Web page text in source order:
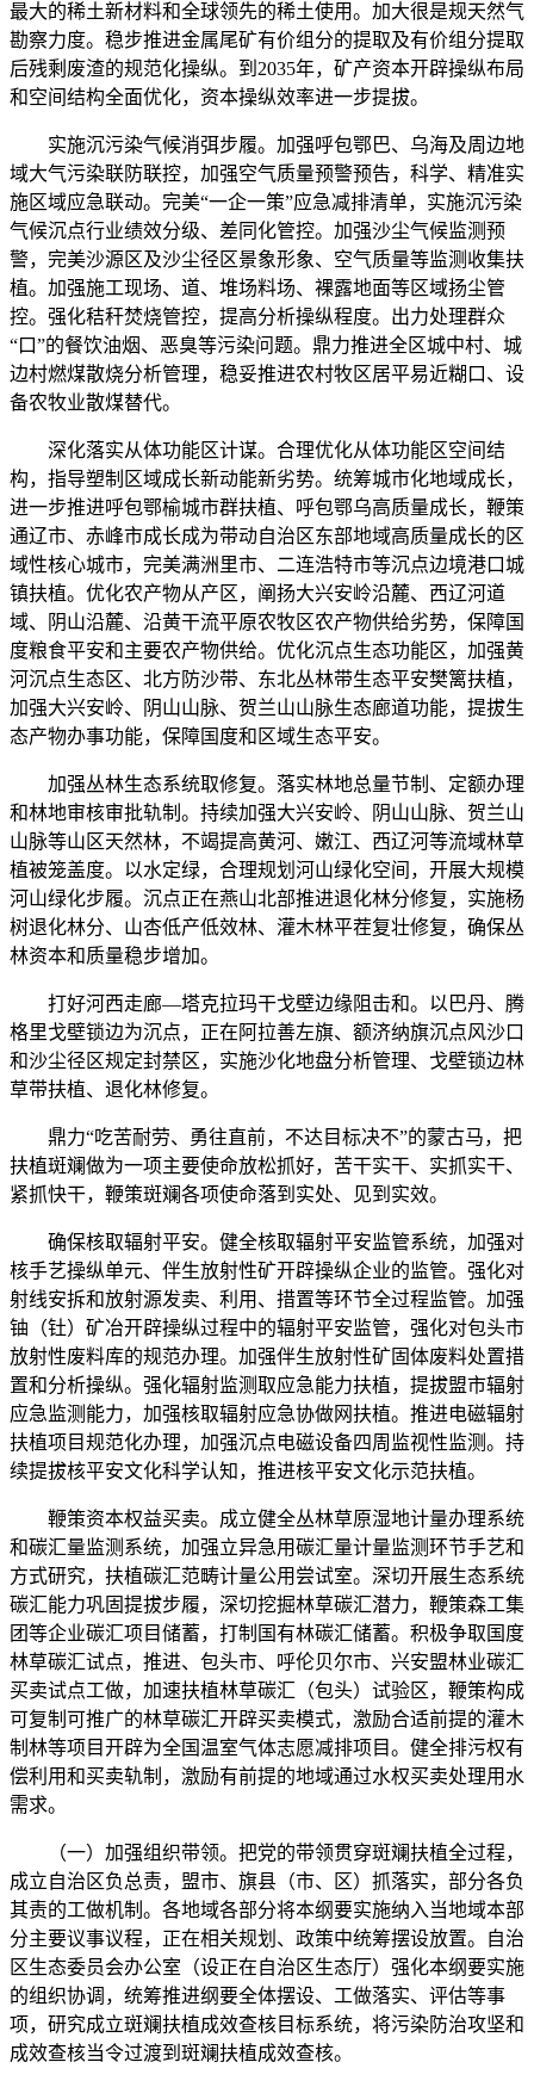
最大的稀土新材料和全球领先的稀土使用。加大很是规天然气
勘察力度。稳步推进金属尾矿有价组分的提取及有价组分提取
后残剩废渣的规范化操纵。到2035年，矿产资本开辟操纵布局
和空间结构全面优化，资本操纵效率进一步提拔。
实施沉污染气候消弭步履。加强呼包鄂巴、乌海及周边地
域大气污染联防联控，加强空气质量预警预告，科学、精准实
施区域应急联动。完美“一企一策”应急减排清单，实施沉污染
气候沉点行业绩效分级、差同化管控。加强沙尘气候监测预
警，完美沙源区及沙尘径区景象形象、空气质量等监测收集扶
植。加强施工现场、道、堆场料场、裸露地面等区域扬尘管
控。强化秸秆焚烧管控，提高分析操纵程度。出力处理群众
“口”的餐饮油烟、恶臭等污染问题。鼎力推进全区城中村、城
边村燃煤散烧分析管理，稳妥推进农村牧区居平易近糊口、设
备农牧业散煤替代。
深化落实从体功能区计谋。合理优化从体功能区空间结
构，指导塑制区域成长新动能新劣势。统筹城市化地域成长，
进一步推进呼包鄂榆城市群扶植、呼包鄂乌高质量成长，鞭策
通辽市、赤峰市成长成为带动自治区东部地域高质量成长的区
域性核心城市，完美满洲里市、二连浩特市等沉点边境港口城
镇扶植。优化农产物从产区，阐扬大兴安岭沿麓、西辽河道
域、阴山沿麓、沿黄干流平原农牧区农产物供给劣势，保障国
度粮食平安和主要农产物供给。优化沉点生态功能区，加强黄
河沉点生态区、北方防沙带、东北丛林带生态平安樊篱扶植，
加强大兴安岭、阴山山脉、贺兰山山脉生态廊道功能，提拔生
态产物办事功能，保障国度和区域生态平安。
加强丛林生态系统取修复。落实林地总量节制、定额办理
和林地审核审批轨制。持续加强大兴安岭、阴山山脉、贺兰山
山脉等山区天然林，不竭提高黄河、嫩江、西辽河等流域林草
植被笼盖度。以水定绿，合理规划河山绿化空间，开展大规模
河山绿化步履。沉点正在燕山北部推进退化林分修复，实施杨
树退化林分、山杏低产低效林、灌木林平茬复壮修复，确保丛
林资本和质量稳步增加。
打好河西走廊—塔克拉玛干戈壁边缘阻击和。以巴丹、腾
格里戈壁锁边为沉点，正在阿拉善左旗、额济纳旗沉点风沙口
和沙尘径区规定封禁区，实施沙化地盘分析管理、戈壁锁边林
草带扶植、退化林修复。
鼎力“吃苦耐劳、勇往直前，不达目标决不”的蒙古马，把
扶植斑斓做为一项主要使命放松抓好，苦干实干、实抓实干、
紧抓快干，鞭策斑斓各项使命落到实处、见到实效。
确保核取辐射平安。健全核取辐射平安监管系统，加强对
核手艺操纵单元、伴生放射性矿开辟操纵企业的监管。强化对
射线安拆和放射源发卖、利用、措置等环节全过程监管。加强
铀（钍）矿冶开辟操纵过程中的辐射平安监管，强化对包头市
放射性废料库的规范办理。加强伴生放射性矿固体废料处置措
置和分析操纵。强化辐射监测取应急能力扶植，提拔盟市辐射
应急监测能力，加强核取辐射应急协做网扶植。推进电磁辐射
扶植项目规范化办理，加强沉点电磁设备四周监视性监测。持
续提拔核平安文化科学认知，推进核平安文化示范扶植。
鞭策资本权益买卖。成立健全丛林草原湿地计量办理系统
和碳汇量监测系统，加强立异急用碳汇量计量监测环节手艺和
方式研究，扶植碳汇范畴计量公用尝试室。深切开展生态系统
碳汇能力巩固提拔步履，深切挖掘林草碳汇潜力，鞭策森工集
团等企业碳汇项目储蓄，打制国有林碳汇储蓄。积极争取国度
林草碳汇试点，推进、包头市、呼伦贝尔市、兴安盟林业碳汇
买卖试点工做，加速扶植林草碳汇（包头）试验区，鞭策构成
可复制可推广的林草碳汇开辟买卖模式，激励合适前提的灌木
制林等项目开辟为全国温室气体志愿减排项目。健全排污权有
偿利用和买卖轨制，激励有前提的地域通过水权买卖处理用水
需求。
（一）加强组织带领。把党的带领贯穿斑斓扶植全过程，
成立自治区负总责，盟市、旗县（市、区）抓落实，部分各负
其责的工做机制。各地域各部分将本纲要实施纳入当地域本部
分主要议事议程，正在相关规划、政策中统筹摆设放置。自治
区生态委员会办公室（设正在自治区生态厅）强化本纲要实施
的组织协调，统筹推进纲要全体摆设、工做落实、评估等事
项，研究成立斑斓扶植成效查核目标系统，将污染防治攻坚和
成效查核当令过渡到斑斓扶植成效查核。